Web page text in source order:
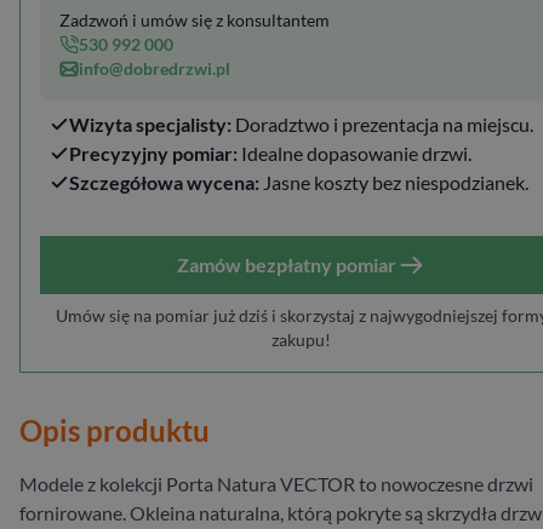
Wizyta specjalisty: Doradztwo i prezentacja na miejscu.
Precyzyjny pomiar: Idealne dopasowanie drzwi.
Szczegółowa wycena: Jasne koszty bez niespodzianek.
Zadzwoń i umów się z konsultantem
530 992 000
info@dobredrzwi.pl
Zamów bezpłatny pomiar
Umów się na pomiar już dziś i skorzystaj z najwygodniejszej
zakupu!
Opis produktu
Modele z kolekcji Porta Natura VECTOR to nowoczesne drzwi
fornirowane. Okleina naturalna, którą pokryte są skrzydła